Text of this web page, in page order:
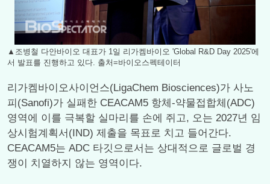
▲조병철 다안바이오 대표가 1일 리가켐바이오 'Global R&D Day 2025'에
서 발표를 진행하고 있다. 출처=바이오스펙테이터
리가켐바이오사이언스(LigaChem Biosciences)가 사노
피(Sanofi)가 실패한 CEACAM5 항체-약물접합체(ADC)
영역에 이를 극복할 실마리를 손에 쥐고, 오는 2027년 임
상시험계획서(IND) 제출을 목표로 치고 들어간다.
CEACAM5는 ADC 타깃으로서는 상대적으로 글로벌 경
쟁이 치열하지 않는 영역이다.